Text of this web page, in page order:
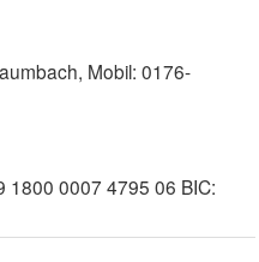
Mobil: 0176-
1800 0007 4795 06 BIC: